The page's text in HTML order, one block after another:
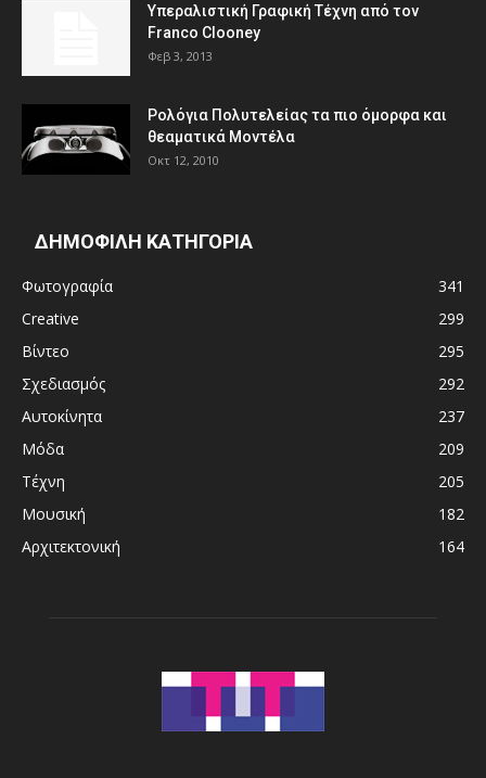
Υπεραλιστική Γραφική Τέχνη από τον
Franco Clooney
Φεβ 3, 2013
Ρολόγια Πολυτελείας τα πιο όμορφα και
θεαματικά Μοντέλα
Οκτ 12, 2010
ΔΗΜΟΦΙΛΗ ΚΑΤΗΓΟΡΙΑ
Φωτογραφία
341
Creative
299
Βίντεο
295
Σχεδιασμός
292
Αυτοκίνητα
237
Μόδα
209
Τέχνη
205
Μουσική
182
Αρχιτεκτονική
164